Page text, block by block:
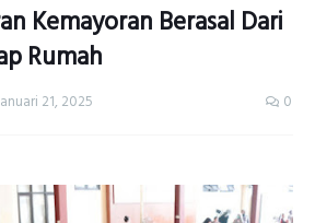
Kemayoran Berasal Dari
Rumah
21, 2025 0